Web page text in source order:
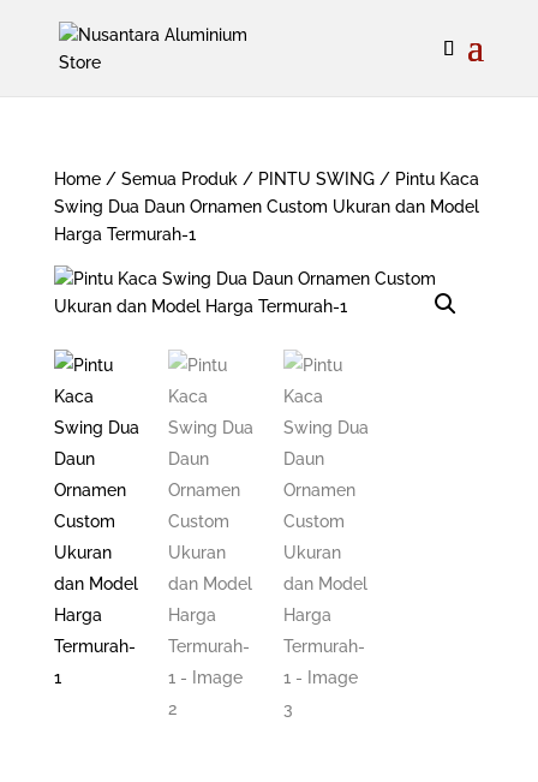
Home/ Semua Produk / PINTU SWING/ Pintu Kaca
Swing Dua Daun Ornamen Custom Ukuran dan Model
Harga Termurah-1